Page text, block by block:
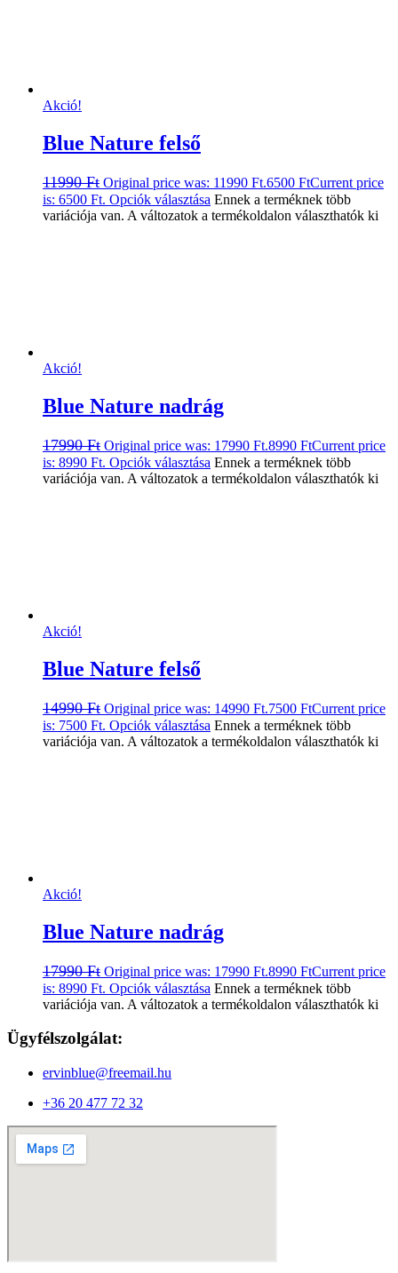
Akció!
Blue Nature felső
11990Ft Original price was: 11990 Ft.6500 FtCurrent price
is: 6500 Ft. Opciók választása Ennek a terméknek több
variációja van. A változatok a termékoldalon választhatók ki
Akció!
Blue Nature nadrág
17990Ft Original price was: 17990 Ft.8990 FtCurrent price
is: 8990 Ft. Opciók választása Ennek a terméknek több
variációja van. A változatok a termékoldalon választhatók ki
Akció!
Blue Nature felső
14990Ft Original price was: 14990 Ft.7500 FtCurrent price
is: 7500 Ft. Opciók választása Ennek a terméknek több
variációja van. A változatok a termékoldalon választhatók ki
Akció!
Blue Nature nadrág
17990Ft Original price was: 17990 Ft.8990 FtCurrent price
is: 8990 Ft. Opciók választása Ennek a terméknek több
variációja van. A változatok a termékoldalon választhatók ki
Ügyfélszolgálat:
ervinblue@freemail.hu
+36 20 477 72 32